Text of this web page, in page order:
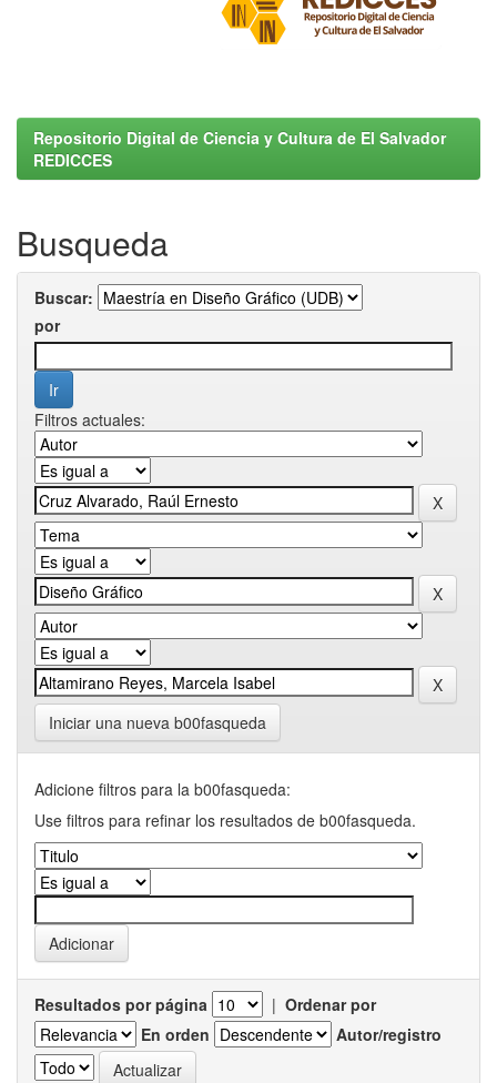
Repositorio Digital de Ciencia y Cultura de El Salvador
REDICCES
Busqueda
Buscar:
por
Filtros actuales:
Iniciar una nueva b00fasqueda
Adicione filtros para la b00fasqueda:
Use filtros para refinar los resultados de b00fasqueda.
Resultados por página | Ordenar por
En orden
Autor/registro